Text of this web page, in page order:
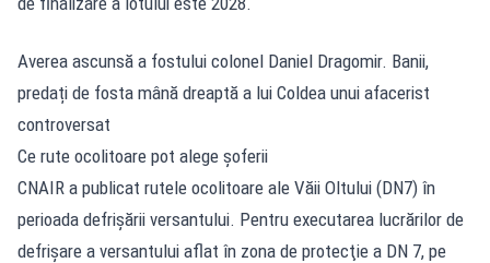
Averea ascunsă a fostului colonel Daniel Dragomir. Banii,
predați de fosta mână dreaptă a lui Coldea unui afacerist
controversat
Ce rute ocolitoare pot alege șoferii
CNAIR a publicat rutele ocolitoare ale Văii Oltului (DN7) în
perioada defrişării versantului. Pentru executarea lucrărilor de
defrişare a versantului aflat în zona de protecţie a DN 7, pe